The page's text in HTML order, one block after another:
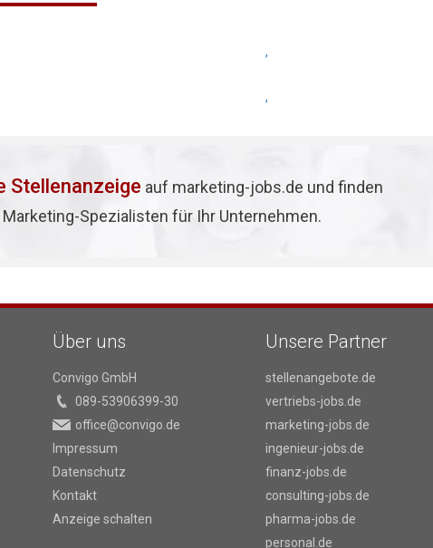
,
,
Stellenanzeige auf marketing-jobs.de und finden
Spezialisten für Ihr Unternehmen.
Über uns
Convigo GmbH
089-53906399-30
office@convigo.de
Impressum
Datenschutz
Kontakt
Anzeige schalten
Unsere Partner
stellenangebote.de
vertriebs-jobs.de
marketing-jobs.de
ingenieur-jobs.de
finanz-jobs.de
consulting-jobs.de
pharma-jobs.de
personal.de